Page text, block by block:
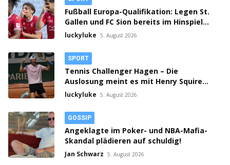
Fußball Europa-Qualifikation: Legen St.
Gallen und FC Sion bereits im Hinspiel
den Grundstein fürs Weiterkommen?
luckyluke 5. August 2026
SPORT
Tennis Challenger Hagen – Die
Auslosung meint es mit Henry Squire
gut!
luckyluke 5. August 2026
GOSSIP
Angeklagte im Poker- und NBA-Mafia-
Skandal plädieren auf schuldig!
Jan Schwarz 5. August 2026